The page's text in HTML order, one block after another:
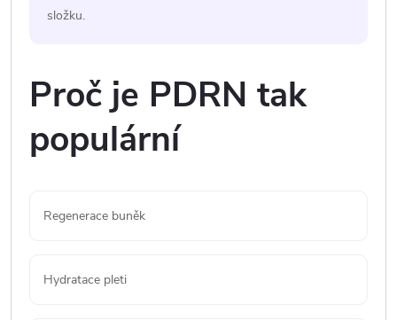
složku.
Proč je PDRN tak
populární
Regenerace buněk
Hydratace pleti